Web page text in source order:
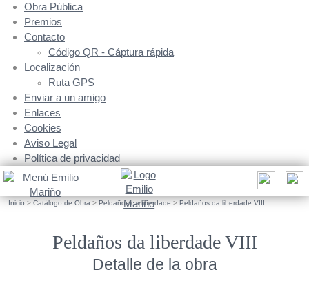
Obra Pública
Premios
Contacto
Código QR - Cáptura rápida
Localización
Ruta GPS
Enviar a un amigo
Enlaces
Cookies
Aviso Legal
Política de privacidad
:: Inicio > Catálogo de Obra > Peldaños da liberdade > Peldaños da liberdade VIII
Peldaños da liberdade VIII
Detalle de la obra